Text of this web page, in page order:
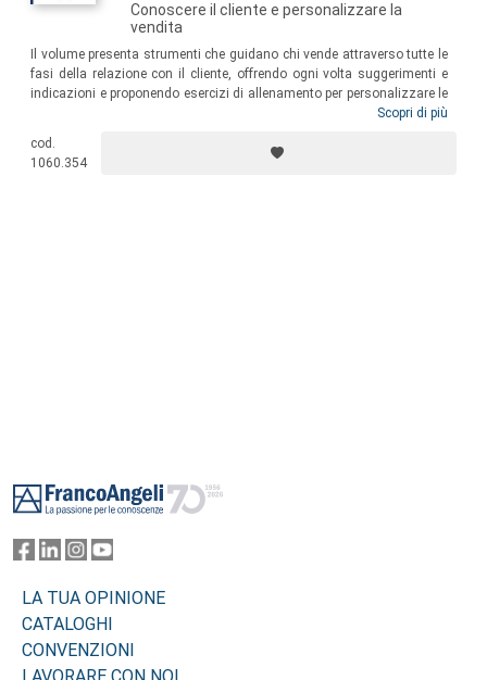
Conoscere il cliente e personalizzare la
vendita
Il volume presenta strumenti che guidano chi vende attraverso tutte le
fasi della relazione con il cliente, offrendo ogni volta suggerimenti e
indicazioni e proponendo esercizi di allenamento per personalizzare le
proprie tecniche. Il testo si rivolge anche ai clienti, con lo scopo di
così da massimizzare il valore ricevuto in ogni fase dell’esperienza di
scelta, consumo e uso.
Scopri di più
cod.
1060.354
LA TUA OPINIONE
CATALOGHI
CONVENZIONI